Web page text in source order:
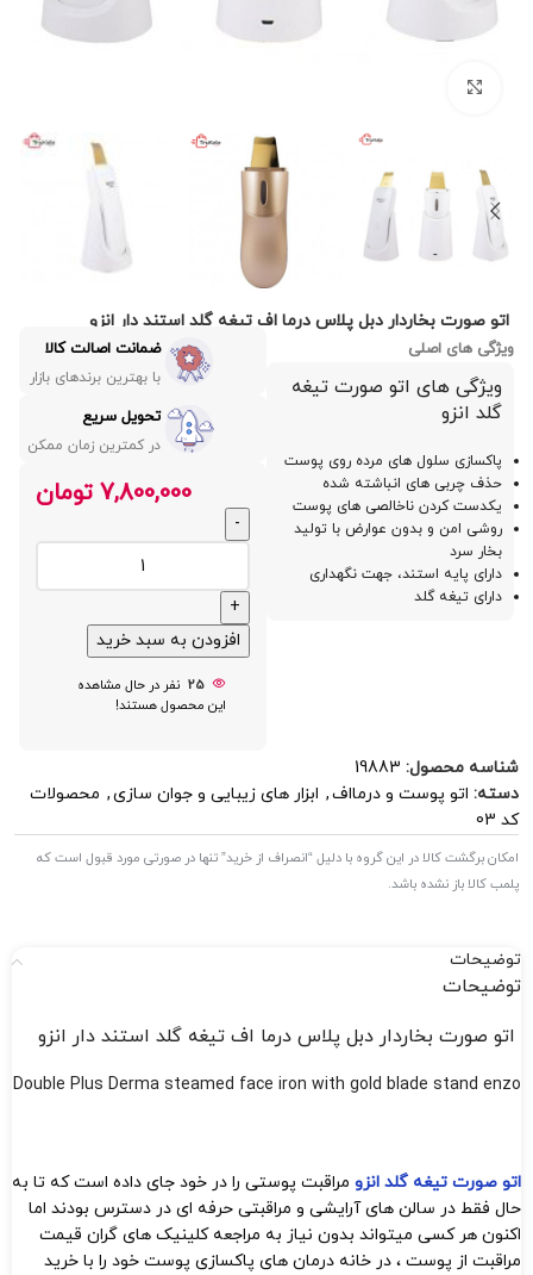
اتو صورت بخاردار دبل پلاس درما اف تیغه گلد استند دار انزو
ویژگی های اصلی
ویژگی های اتو صورت تیغه
گلد انزو
پاکسازی سلول های مرده روی پوست
حذف چربی های انباشته شده
یکدست کردن ناخالصی های پوست
روشی امن و بدون عوارض با تولید
بخار سرد
دارای پایه استند، جهت نگهداری
دارای تیغه گلد
ضمانت اصالت کالا
با بهترین برندهای بازار
تحویل سریع
در کمترین زمان ممکن
7,800,000 تومان
افزودن به سبد خرید
25 نفر در حال مشاهده
این محصول هستند!
شناسه محصول: 19883
دسته: اتو پوست و درمااف, ابزار های زیبایی و جوان سازی, محصولات
کد 03
امکان برگشت کالا در این گروه با دلیل “انصراف از خرید” تنها در صورتی مورد قبول است که
پلمب کالا باز نشده باشد.
توضیحات
توضیحات
اتو صورت بخاردار دبل پلاس درما اف تیغه گلد استند دار انزو
Double Plus Derma steamed face iron with gold blade stand enzo
اتو صورت تیغه گلد انزو مراقبت پوستی را در خود جای داده است که تا به
حال فقط در سالن های آرایشی و مراقبتی حرفه ای در دسترس بودند اما
اکنون هر کسی میتواند بدون نیاز به مراجعه کلینیک های گران قیمت
مراقبت از پوست ، در خانه درمان های پاکسازی پوست خود را با خرید